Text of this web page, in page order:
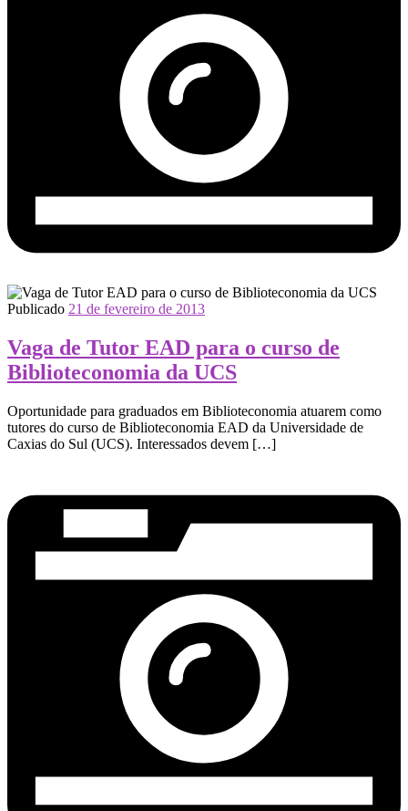
Publicado 21 de fevereiro de 2013
Vaga de Tutor EAD para o curso de
Biblioteconomia da UCS
Oportunidade para graduados em Biblioteconomia atuarem como
tutores do curso de Biblioteconomia EAD da Universidade de
Caxias do Sul (UCS). Interessados devem […]